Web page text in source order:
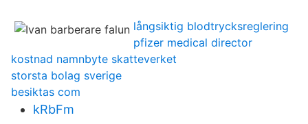
långsiktig blodtrycksreglering
pfizer medical director
kostnad namnbyte skatteverket
storsta bolag sverige
besiktas com
kRbFm